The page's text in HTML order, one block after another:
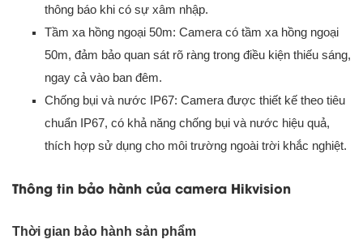
thông báo khi có sự xâm nhập.
Tầm xa hồng ngoại 50m: Camera có tầm xa hồng ngoại
50m, đảm bảo quan sát rõ ràng trong điều kiện thiếu sáng,
ngay cả vào ban đêm.
Chống bụi và nước IP67: Camera được thiết kế theo tiêu
chuẩn IP67, có khả năng chống bụi và nước hiệu quả,
thích hợp sử dụng cho môi trường ngoài trời khắc nghiệt.
Thông tin bảo hành của camera Hikvision
Thời gian bảo hành sản phẩm